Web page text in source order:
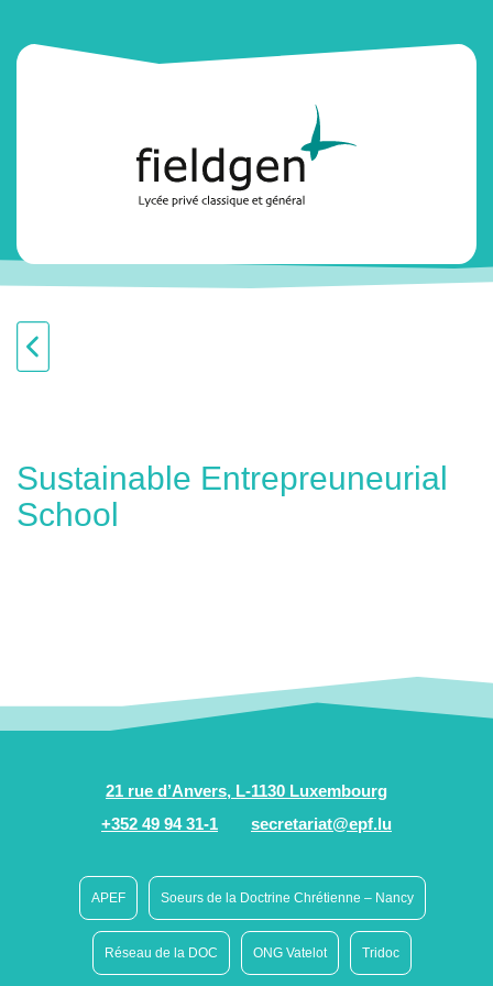
Sustainable Entrepreuneurial
School
21 rue d’Anvers, L-1130 Luxembourg
+352 49 94 31-1
secretariat@epf.lu
APEF Soeurs de la Doctrine Chrétienne – Nancy
Réseau de la DOC ONG Vatelot Tridoc